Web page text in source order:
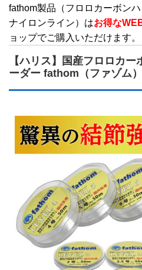
fathom製品（フロロカーボン
ナイロンライン）はお得な
ョップでご購入いただけます。
【ハリス】国産フロロカー
ーダー fathom（ファゾム